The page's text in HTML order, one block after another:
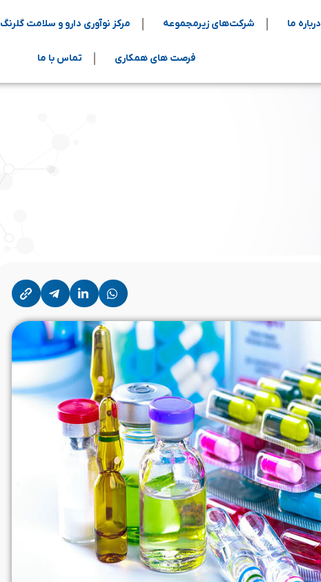
درباره ما شرکت‌های زیرمجموعه مرکز نوآوری دارو و سلامت گلرنگ
فرصت های همکاری تماس با ما